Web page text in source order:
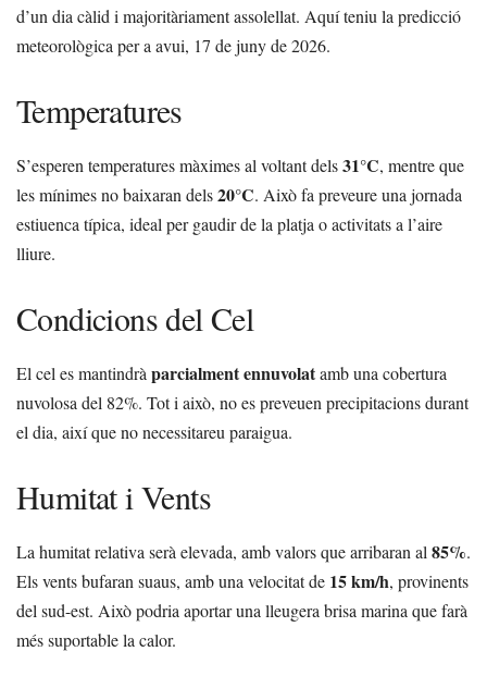
d’un dia càlid i majoritàriament assolellat. Aquí teniu la predicció
meteorològica per a avui, 17 de juny de 2026.
Temperatures
S’esperen temperatures màximes al voltant dels31°C, mentre que
les mínimes no baixaran dels20°C. Això fa preveure una jornada
estiuenca típica, ideal per gaudir de la platja o activitats a l’aire
lliure.
Condicions del Cel
El cel es mantindràparcialment ennuvolatamb una cobertura
nuvolosa del 82%. Tot i això, no es preveuen precipitacions durant
el dia, així que no necessitareu paraigua.
Humitat i Vents
La humitat relativa serà elevada, amb valors que arribaran al85%.
Els vents bufaran suaus, amb una velocitat de 15 km/h, provinents
del sud-est. Això podria aportar una lleugera brisa marina que farà
més suportable la calor.